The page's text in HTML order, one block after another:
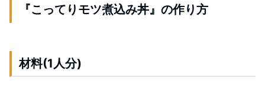
『こってりモツ煮込み丼』の作り方
材料(1人分)